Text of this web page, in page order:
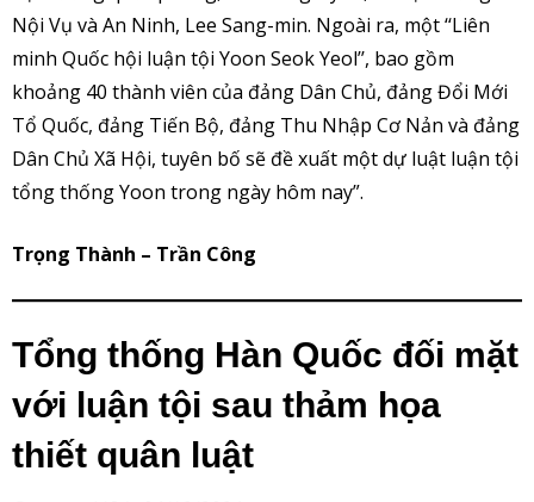
Nội Vụ và An Ninh, Lee Sang-min. Ngoài ra, một ‘‘Liên
minh Quốc hội luận tội Yoon Seok Yeol’’, bao gồm
khoảng 40 thành viên của đảng Dân Chủ, đảng Đổi Mới
Tổ Quốc, đảng Tiến Bộ, đảng Thu Nhập Cơ Nản và đảng
Dân Chủ Xã Hội, tuyên bố sẽ đề xuất một dự luật luận tội
tổng thống Yoon trong ngày hôm nay”.
Trọng Thành – Trần Công
Tổng thống Hàn Quốc đối mặt
với luận tội sau thảm họa
thiết quân luật